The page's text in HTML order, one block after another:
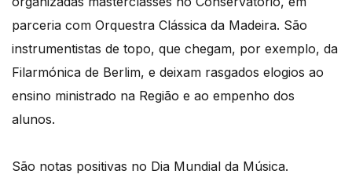
parceria com Orquestra Clássica da Madeira. São
instrumentistas de topo, que chegam, por exemplo, da
Filarmónica de Berlim, e deixam rasgados elogios ao
ensino ministrado na Região e ao empenho dos
alunos.
São notas positivas no Dia Mundial da Música.